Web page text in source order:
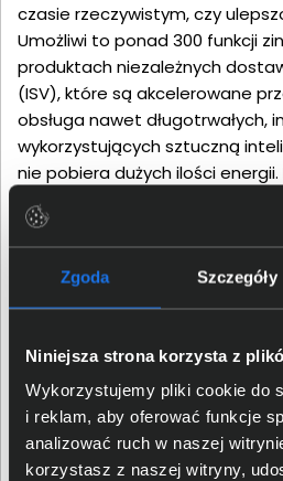
Zgoda Szczegóły
Niniejsza strona korzysta z
Wykorzystujemy pliki cookie do
i reklam, aby oferować funkcje
analizować ruch w naszej
korzystasz z naszej witryny,
czasie rzeczywistym, czy
Umożliwi to ponad 300 funkcji
produktach niezależnych
(ISV), które są akcelerowane
obsługa nawet długotrwałych,
wykorzystujących sztuczną
nie pobiera dużych ilości energii.
zalet, jak oszczędność energii
zmniejszona emisja ciepła
komputera.